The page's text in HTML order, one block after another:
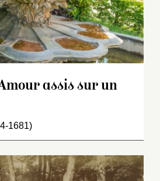
assis sur un
1681)